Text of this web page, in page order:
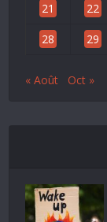
21 22
28 29
« Août Oct »